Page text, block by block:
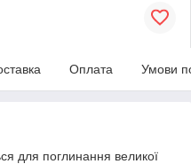
Оплата Умови
для поглинання великої